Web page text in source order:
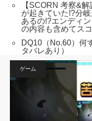
【SCORN 考察&
が起きていた!?分
あるの!?エンディ
の内容も含めてス
DQ10（No.60）何
タバレあり）
ゲーム